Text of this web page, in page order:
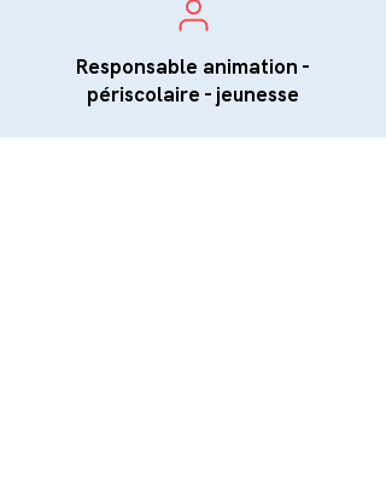
Responsable animation -
périscolaire - jeunesse